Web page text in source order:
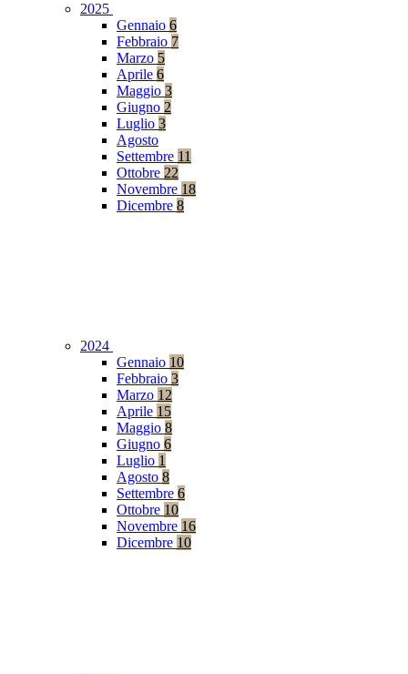
2025
Gennaio 6
Febbraio 7
Marzo 5
Aprile 6
Maggio 3
Giugno 2
Luglio 3
Agosto
Settembre 11
Ottobre 22
Novembre 18
Dicembre 8
2024
Gennaio 10
Febbraio 3
Marzo 12
Aprile 15
Maggio 8
Giugno 6
Luglio 1
Agosto 8
Settembre 6
Ottobre 10
Novembre 16
Dicembre 10